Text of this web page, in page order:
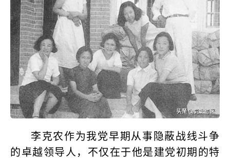
李克农作为我党早期从事隐蔽战线斗争
的卓越领导人，不仅在于他是建党初期的特